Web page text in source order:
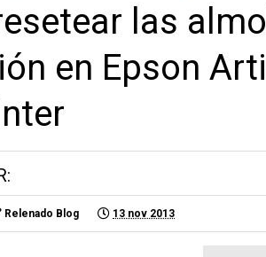
las
en Epson
Relenado Blog 13 nov 2013